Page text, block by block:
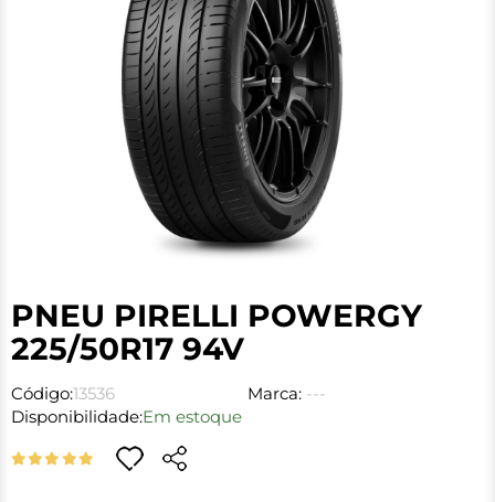
PNEU PIRELLI POWERGY
225/50R17 94V
Código:13536 Marca: ---
Disponibilidade:Em estoque